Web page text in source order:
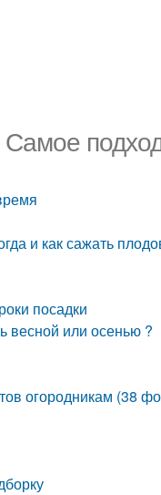
Самое
и как сажать
посадки
весной или осенью ?
огородникам (38